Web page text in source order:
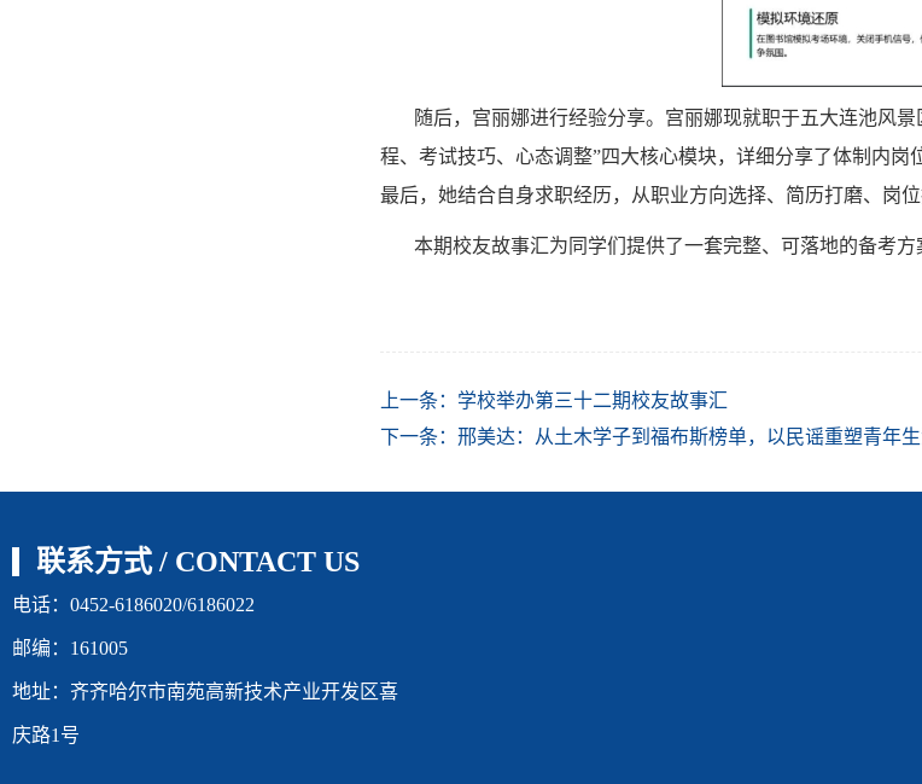
随后，宫丽娜进行经验分享。宫丽娜现就职于五大连池风
程、考试技巧、心态调整”四大核心模块，详细分享了体制内
最后，她结合自身求职经历，从职业方向选择、简历打磨、岗
本期校友故事汇为同学们提供了一套完整、可落地的备考
上一条： 学校举办第三十二期校友故事汇
下一条： 邢美达：从土木学子到福布斯榜单，以民谣重塑青年
联系方式 / CONTACT US
电话：0452-6186020/6186022
邮编：161005
地址：齐齐哈尔市南苑高新技术产业开发区喜
庆路1号